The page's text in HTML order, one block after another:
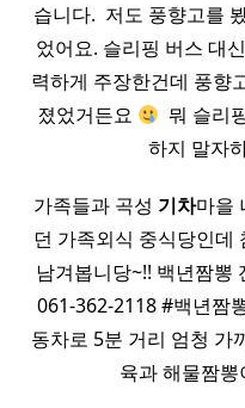
습니다. ​ 저도 풍향고를
었어요. 슬리핑 버스 대
력하게 주장한건데 풍향
졌었거든요
뭐 슬리
하지 말자
가족들과 곡성 기차마을
던 가족외식 중식당인데
남겨봅니당~!! 백년짬뽕
061-362-2118 #백년짬
동차로 5분 거리 엄청 가
육과 해물짬